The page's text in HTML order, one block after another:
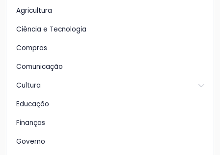
Agricultura
Ciência e Tecnologia
Compras
Comunicação
Cultura
Educação
Finanças
Governo